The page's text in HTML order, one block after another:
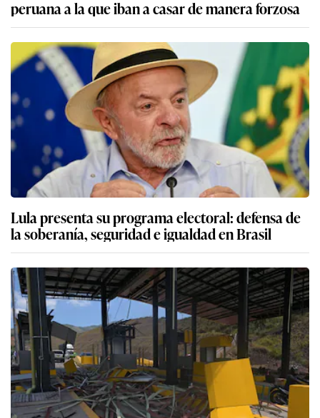
peruana a la que iban a casar de manera forzosa
Lula presenta su programa electoral: defensa de
la soberanía, seguridad e igualdad en Brasil